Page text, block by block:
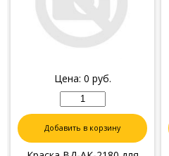
Цена: 0 руб.
Добавить в корзину